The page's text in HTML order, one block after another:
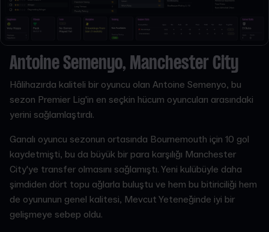
Antoine Semenyo, Manchester City
Hâlihazırda kaliteli bir oyuncu olan Antoine Semenyo, bu
sezon Premier Lig'in en seçkin hücum oyuncuları arasındaki
yerini sağlamlaştırdı.
Ganalı oyuncu sezonun ortasında Bournemouth için 10 gol
kaydetmişti, bu da büyük bir para karşılığı Manchester
City'ye transfer olmasını sağlamıştı. Yeni kulübüyle daha
şimdiden dört topu ağlarla buluştu ve hem bu bitiriciliği hem
de oyununun genel kalitesi, Mevcut Yeteneğinde iyi bir
gelişmeye sebep oldu.